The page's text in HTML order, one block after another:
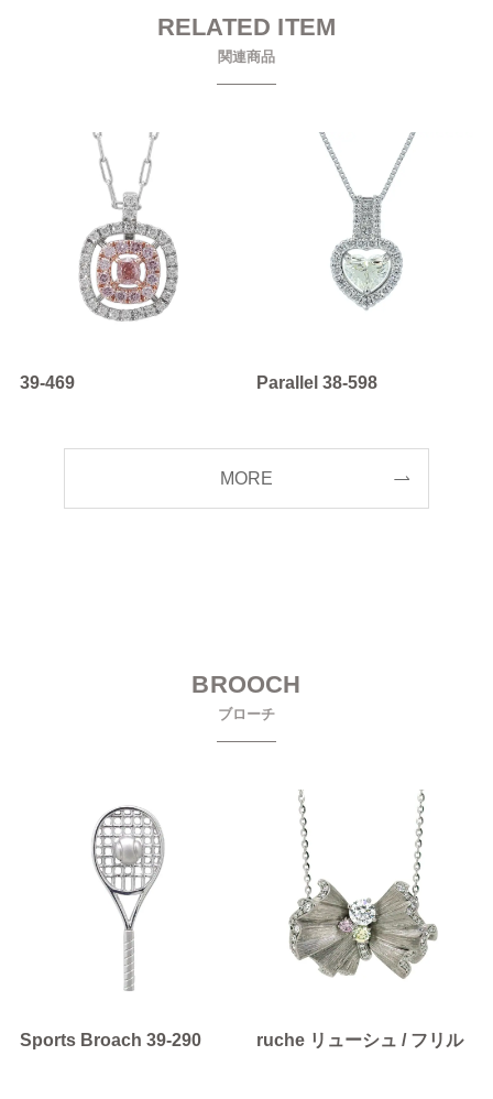
RELATED ITEM
関連商品
39-469 Parallel 38-598
MORE
BROOCH
ブローチ
Sports Broach 39-290 ruche リューシュ / フリル